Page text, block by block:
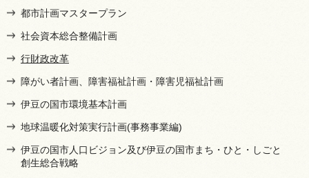
都市計画マスタープラン
社会資本総合整備計画
行財政改革
障がい者計画、障害福祉計画・障害児福祉計画
伊豆の国市環境基本計画
地球温暖化対策実行計画(事務事業編)
伊豆の国市人口ビジョン及び伊豆の国市まち・ひと・しごと
創生総合戦略